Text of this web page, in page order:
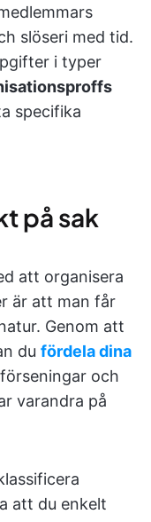
slöseri med tid.
i typer
specifika
på sak
att organisera
är att man får
Genom att
du fördela dina
och
varandra på
att du enkelt